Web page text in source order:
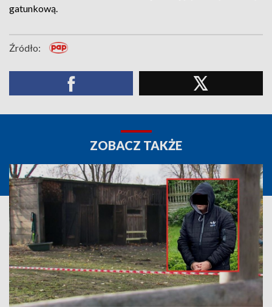
gatunkową.
Źródło:
ZOBACZ TAKŻE